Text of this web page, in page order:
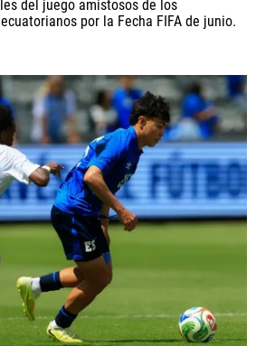
del juego amistosos de los
por la Fecha FIFA de junio.